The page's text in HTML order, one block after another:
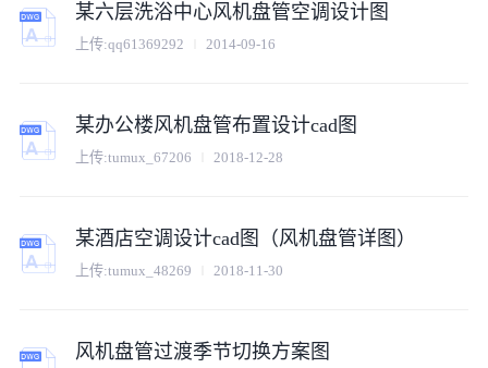
某六层洗浴中心风机盘管空调设计图
上传:qq61369292 2014-09-16
某办公楼风机盘管布置设计cad图
上传:tumux_67206 2018-12-28
某酒店空调设计cad图（风机盘管详图）
上传:tumux_48269 2018-11-30
风机盘管过渡季节切换方案图